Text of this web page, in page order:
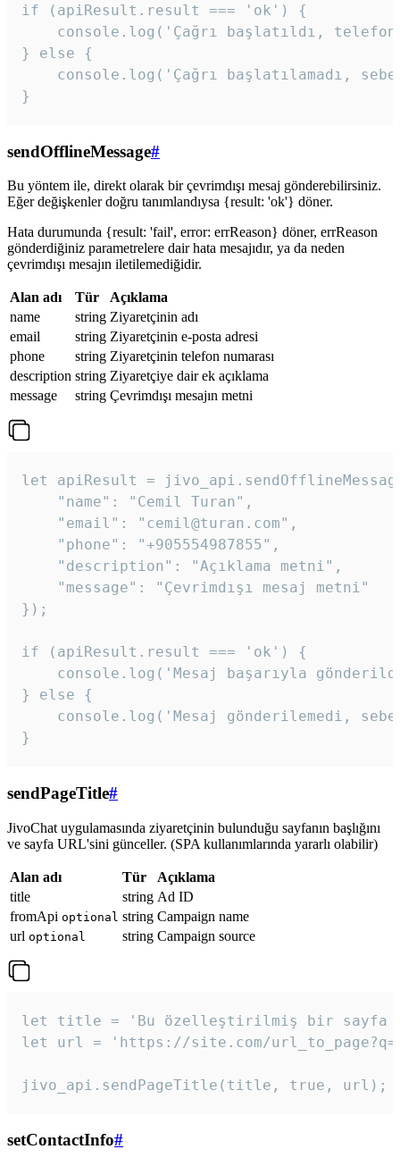
if (apiResult.result === 'ok') {
console.log('Çağrı başlatıldı,
} else {
console.log('Çağrı başlatılamadı,
}
sendOfflineMessage#
Bu yöntem ile, direkt olarak bir çevrimdışı mesaj gönderebilirsiniz.
Eğer değişkenler doğru tanımlandıysa {result: 'ok'} döner.
Hata durumunda {result: 'fail', error: errReason} döner, errReason
gönderdiğiniz parametrelere dair hata mesajıdır, ya da neden
çevrimdışı mesajın iletilemediğidir.
Alan adı Tür
Açıklama
name
string Ziyaretçinin adı
email
string Ziyaretçinin e-posta adresi
phone
string Ziyaretçinin telefon numarası
description string Ziyaretçiye dair ek açıklama
message
string Çevrimdışı mesajın metni
let apiResult =
    "name": "Cemil Turan",
    "email": "cemil@turan.com",
    "phone": "+905554987855",
    "description": "Açıklama metni",
    "message": "Çevrimdışı mesaj metni"
});
if (apiResult.result === 'ok') {
console.log('Mesaj başarıyla
} else {
console.log('Mesaj gönderilemedi,
}
sendPageTitle#
JivoChat uygulamasında ziyaretçinin bulunduğu sayfanın başlığını
ve sayfa URL'sini günceller. (SPA kullanımlarında yararlı olabilir)
Alan adı Tür
Açıklama
title
string Ad ID
fromApi optional string Campaign name
url optional string Campaign source
let title = 'Bu özelleştirilmiş bir sayfa
let url = 'https://site.com/
jivo_api.sendPageTitle(title, true, url);
setContactInfo#